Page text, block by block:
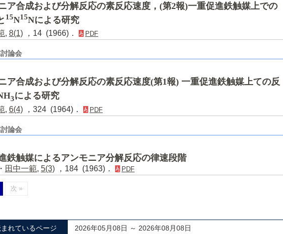
ア合成および分解反応の素反応速度，(第2報)一重促進鉄触媒上での
15N15Nによる研究
, 8(1) ，14 (1966)． PDF
論会
ア合成および分解反応の素反応速度(第1報) 一重促進鉄触媒上ての反
3による研究
, 6(4) ，324 (1964)． PDF
論会
鉄触媒によるアンモニア分解反応の律速段階
・ 田中一範, 5(3) ，184 (1963)． PDF
次 »
れているページ 2026年05月08日 ～ 2026年08月08日